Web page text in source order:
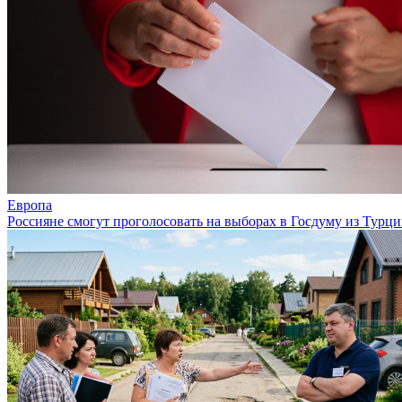
Европа
Россияне смогут проголосовать на выборах в Госдуму из